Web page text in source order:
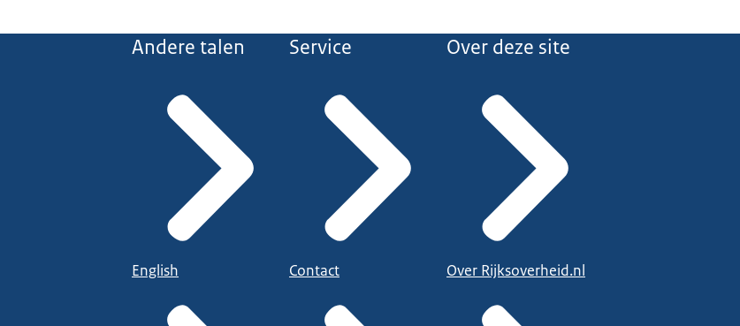
Andere talen
English
Service
Contact
Over deze site
Over Rijksoverheid.nl